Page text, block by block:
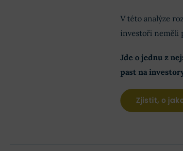
V této analýze
investoři neměli
Jde o jednu z
past na
Zjistit, o